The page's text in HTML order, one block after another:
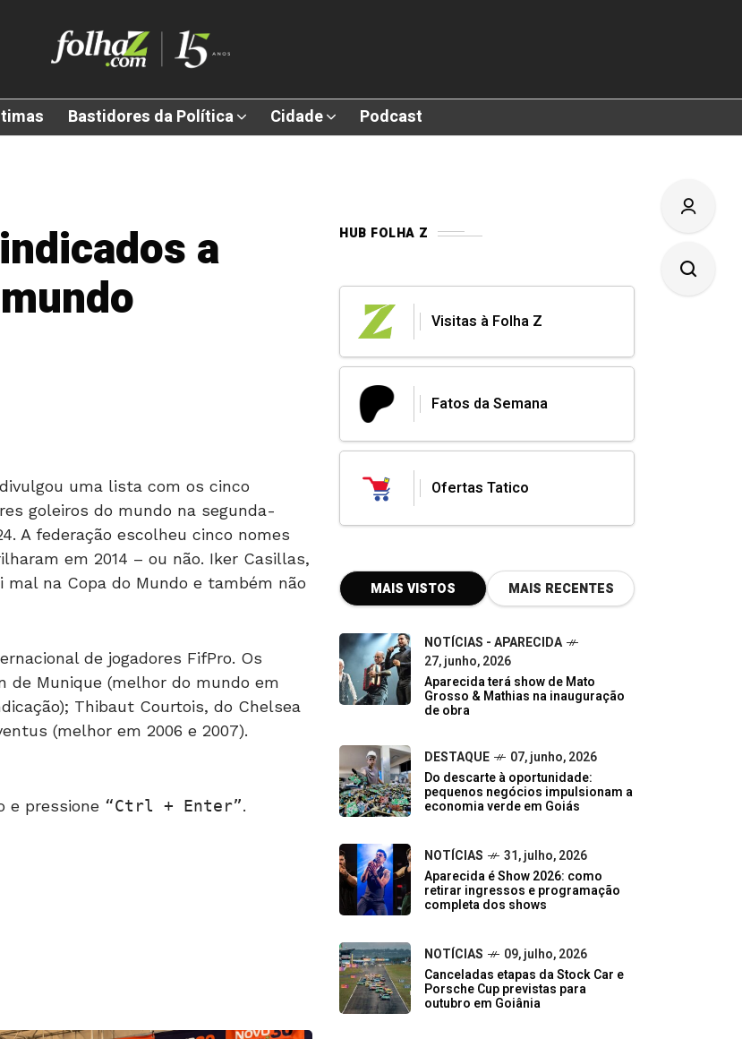
Bastidores da Política Cidade Podcast
a
uma lista com os cinco
goleiros do mundo na segunda-
A federação escolheu cinco nomes
em 2014 – ou não. Iker Casillas,
mal na Copa do Mundo e também não
de jogadores FifPro. Os
de Munique (melhor do mundo em
Thibaut Courtois, do Chelsea
(melhor em 2006 e 2007).
e pressione Ctrl + Enter .
HUB FOLHA Z
Visitas à Folha Z
Fatos da Semana
Ofertas Tatico
MAIS VISTOS MAIS RECENTES
NOTÍCIAS - APARECIDA
27, junho, 2026
Aparecida terá show de Mato
Grosso & Mathias na inauguração
de obra
DESTAQUE
07, junho, 2026
Do descarte à oportunidade:
pequenos negócios impulsionam a
economia verde em Goiás
NOTÍCIAS
31, julho, 2026
Aparecida é Show 2026: como
retirar ingressos e programação
completa dos shows
NOTÍCIAS
09, julho, 2026
Canceladas etapas da Stock Car e
Porsche Cup previstas para
outubro em Goiânia